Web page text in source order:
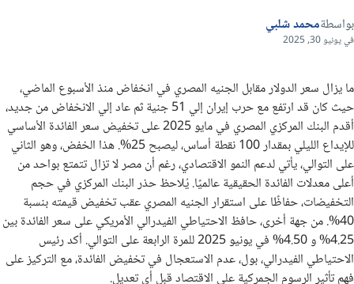
بواسطةمحمد شلبي
في يونيو 30, 2025
ما يزال سعر الدولار مقابل الجنيه المصري في انخفاض منذ الأسبوع الماضي،
حيث كان قد ارتفع مع حرب إيران إلي 51 جنية ثم عاد إلي الانخفاض من جديد،
أقدم البنك المركزي المصري في مايو 2025 على تخفيض سعر الفائدة الأساسي
للإيداع الليلي بمقدار 100 نقطة أساس، ليصبح 25%. هذا الخفض، وهو الثاني
على التوالي، يأتي لدعم النمو الاقتصادي، رغم أن مصر لا تزال تتمتع بواحد من
أعلى معدلات الفائدة الحقيقية عالميًا. يُلاحظ حذر البنك المركزي في حجم
التخفيضات، حفاظًا على استقرار الجنيه المصري عقب تخفيض قيمته بنسبة
40%. من جهة أخرى، حافظ الاحتياطي الفيدرالي الأمريكي على سعر الفائدة بين
4.25% و 4.50% في يونيو 2025 للمرة الرابعة على التوالي. أكد رئيس
الاحتياطي الفيدرالي، بول، عدم الاستعجال في تخفيض الفائدة، مع التركيز على
فهم تأثير الرسوم الجمركية على الاقتصاد قبل أي تعديل.